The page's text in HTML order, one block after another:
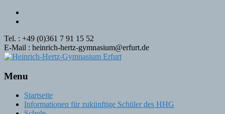
Tel. : +49 (0)361 7 91 15 52
E-Mail : heinrich-hertz-gymnasium@erfurt.de
Menu
Skip
Startseite
Informationen für zukünftige Schüler des HHG